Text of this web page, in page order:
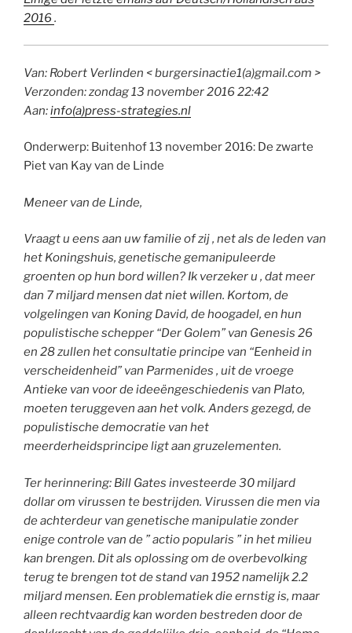
2016 .
Van: Robert Verlinden < burgersinactie1(a)gmail.com >
Verzonden: zondag 13 november 2016 22:42
Aan:info(a)press-strategies.nl
Onderwerp: Buitenhof 13 november 2016: De zwarte
Piet van Kay van de Linde
Meneer van de Linde,
Vraagt u eens aan uw familie of zij , net als de leden van
het Koningshuis, genetische gemanipuleerde
groenten op hun bord willen? Ik verzeker u , dat meer
dan 7 miljard mensen dat niet willen. Kortom, de
volgelingen van Koning David, de hoogadel, en hun
populistische schepper “Der Golem” van Genesis 26
en 28 zullen het consultatie principe van “Eenheid in
verscheidenheid” van Parmenides , uit de vroege
Antieke van voor de ideeëngeschiedenis van Plato,
moeten teruggeven aan het volk. Anders gezegd, de
populistische democratie van het
meerderheidsprincipe ligt aan gruzelementen.
Ter herinnering: Bill Gates investeerde 30 miljard
dollar om virussen te bestrijden. Virussen die men via
de achterdeur van genetische manipulatie zonder
enige controle van de ” actio popularis ” in het milieu
kan brengen. Dit als oplossing om de overbevolking
terug te brengen tot de stand van 1952 namelijk 2.2
miljard mensen. Een problematiek die ernstig is, maar
alleen rechtvaardig kan worden bestreden door de